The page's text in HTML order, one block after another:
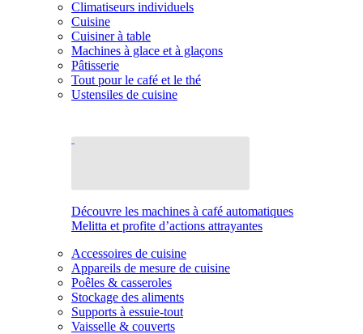
Climatiseurs individuels
Cuisine
Cuisiner à table
Machines à glace et à glaçons
Pâtisserie
Tout pour le café et le thé
Ustensiles de cuisine
Découvre les machines à café automatiques
Melitta et profite d’actions attrayantes
Accessoires de cuisine
Appareils de mesure de cuisine
Poêles & casseroles
Stockage des aliments
Supports à essuie-tout
Vaisselle & couverts